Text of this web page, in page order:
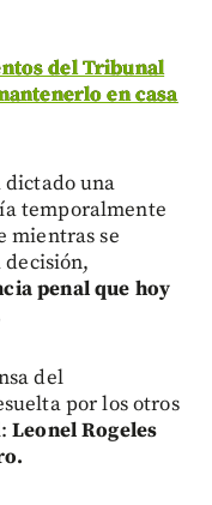
del Tribunal
en casa
dictado una
temporalmente
mientras se
penal que hoy
del
por los otros
Leonel Rogeles